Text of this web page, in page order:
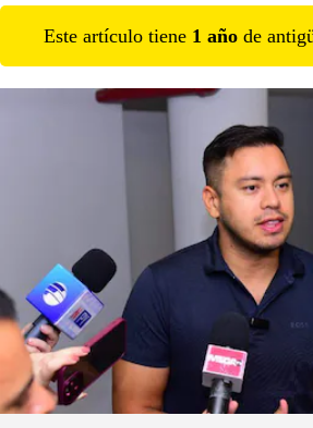
Este artículo tiene 1 año de